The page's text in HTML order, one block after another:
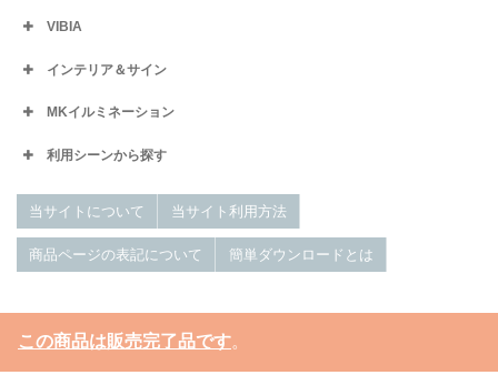
VIBIA
インテリア＆サイン
MKイルミネーション
利用シーンから探す
当サイトについて 当サイト利用方法
商品ページの表記について 簡単ダウンロードとは
この商品は販売完了品です。